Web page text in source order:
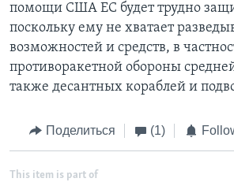
помощи США ЕС будет трудно
поскольку ему не хватает
возможностей и средств, в
противоракетной обороны
также десантных кораблей и
Поделиться (1)
This item is part of